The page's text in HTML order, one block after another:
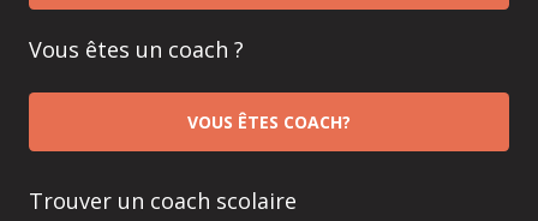
Vous êtes un coach ?
VOUS ÊTES COACH?
Trouver un coach scolaire